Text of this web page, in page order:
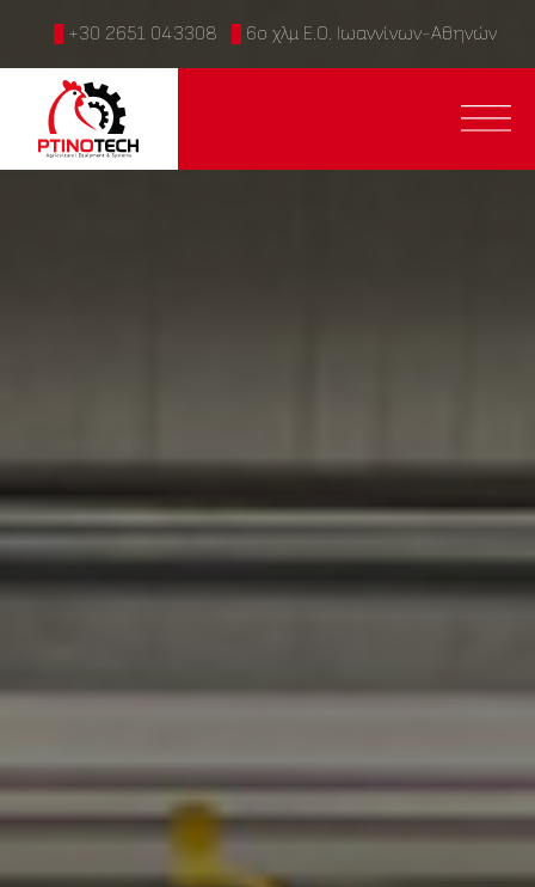
+30 2651 043308 6ο χλμ Ε.Ο. Ιωαννίνων-Αθηνών